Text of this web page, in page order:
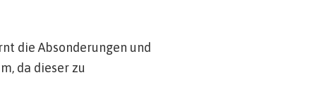
die Absonderungen und
da dieser zu